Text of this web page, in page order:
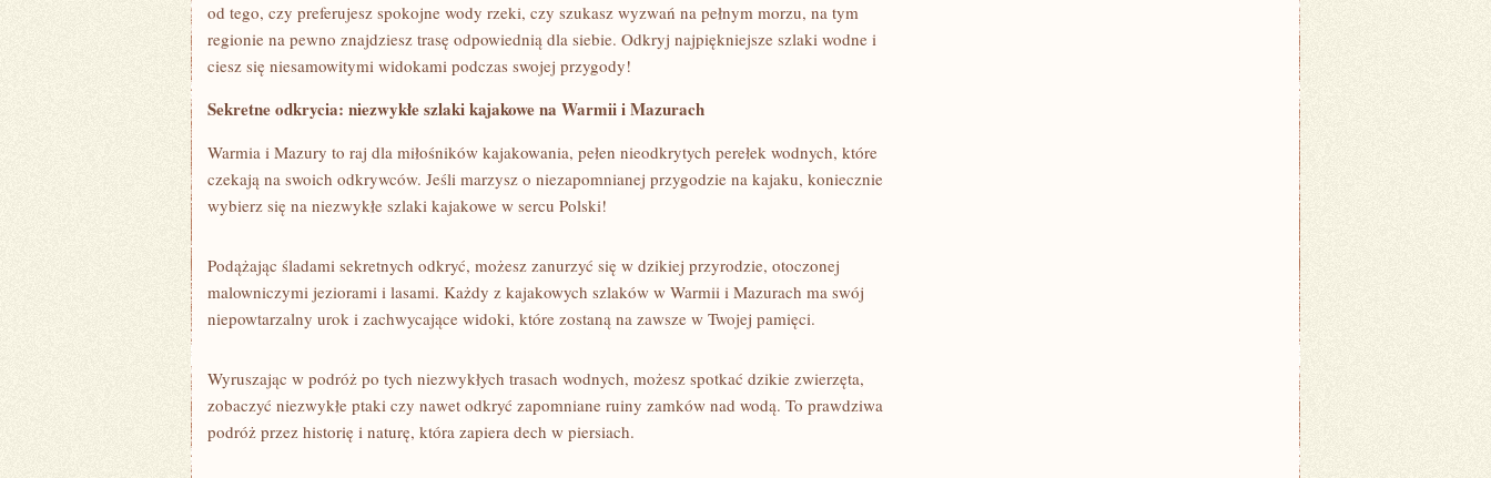
od tego, ⁤czy preferujesz spokojne wody rzeki, czy ⁤szukasz wyzwań ‌na pełnym morzu, na ⁢tym
regionie na pewno znajdziesz trasę odpowiednią dla​ siebie. ‌Odkryj‌ najpiękniejsze szlaki wodne i
ciesz się niesamowitymi widokami podczas swojej przygody!
Sekretne odkrycia: niezwykłe szlaki kajakowe na Warmii i​ Mazurach
Warmia i⁢ Mazury to raj dla miłośników kajakowania, pełen nieodkrytych perełek wodnych, które
czekają na swoich odkrywców. Jeśli marzysz o niezapomnianej przygodzie na kajaku, koniecznie
wybierz się na niezwykłe szlaki kajakowe ⁣w sercu Polski!
Podążając‌ śladami sekretnych odkryć,‍ możesz⁢ zanurzyć się w dzikiej⁢ przyrodzie,‌ otoczonej
malowniczymi jeziorami i lasami. ⁢Każdy⁤ z ⁤kajakowych szlaków w Warmii i Mazurach⁤ ma swój‍
niepowtarzalny urok i zachwycające widoki, które zostaną na zawsze w Twojej ⁤pamięci.
Wyruszając w⁣ podróż po tych niezwykłych ⁣trasach​ wodnych, możesz spotkać dzikie zwierzęta,
zobaczyć niezwykłe ptaki czy​ nawet odkryć zapomniane ruiny zamków nad ​wodą. To prawdziwa
‍podróż przez historię​ i naturę, która zapiera dech w​ piersiach.